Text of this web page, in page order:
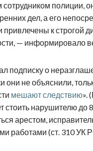
полиции,
дел, а его
привлечены к строгой
— информировало
подписку о
они не объяснили,
мешают следствию».
стоить нарушителю до
арестом,
работами (ст. 310 УК